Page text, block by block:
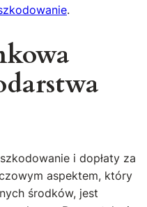
.
i dopłaty za
aspektem, który
środków, jest